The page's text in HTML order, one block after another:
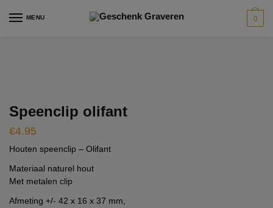
MENU 0
Speenclip olifant
€4.95
Houten speenclip – Olifant
Materiaal naturel hout
Met metalen clip
Afmeting +/- 42 x 16 x 37 mm,